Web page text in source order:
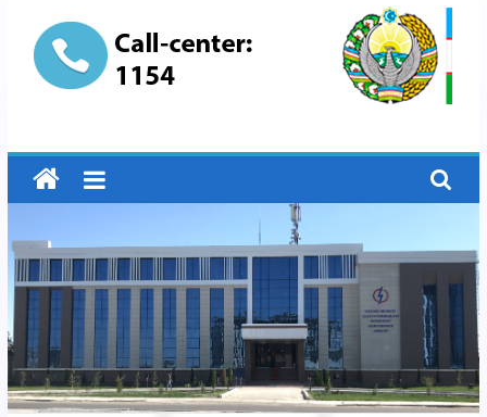
“Buxoro
hududiy
elektr
tarmoqlari
korxonasi”
AJ
“Buxoro
hududiy